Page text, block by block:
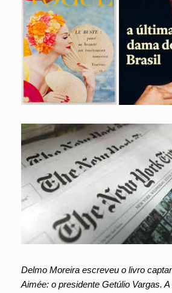
Delmo Moreira escreveu o livro
Aimée: o presidente Getúlio Vargas.